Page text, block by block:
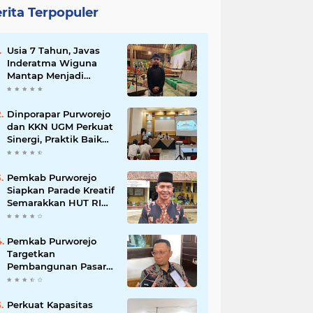
Terpopuler
Usia 7 Tahun, Javas
Inderatma Wiguna
Mantap Menjadi
Dalang Cilik, Sang
Menonton Wayang di
YouTube
Dinporapar Purworejo
dan KKN UGM Perkuat
Sinergi, Praktik Baik
Kecamatan Berdaya
Pemkab Purworejo
Siapkan Parade Kreatif
Semarakkan HUT RI
ke-81, Pendaftaran
Dibuka
Pemkab Purworejo
Targetkan
Pembangunan Pasar
Kutoarjo Dimulai 2027,
Kelayakan hingga
Perkuat Kapasitas